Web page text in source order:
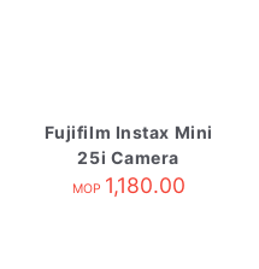
Fujifilm Instax Mini
25i Camera
MOP 1,180.00